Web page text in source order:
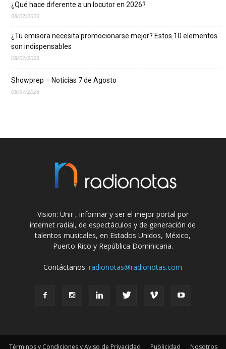
¿Qué hace diferente a un locutor en 2026?
08/07/2026
¿Tu emisora necesita promocionarse mejor? Estos 10 elementos
son indispensables
08/07/2026
Showprep – Noticias 7 de Agosto
08/07/2026
Vision: Unir , informar y ser el mejor portal por
internet radial, de espectáculos y de generación de
talentos musicales, en Estados Unidos, México,
Puerto Rico y República Dominicana.
Contáctanos:radionotas@radionotas.com
Términos y Condiciones y Aviso de Privacidad Publicidad Nosotros